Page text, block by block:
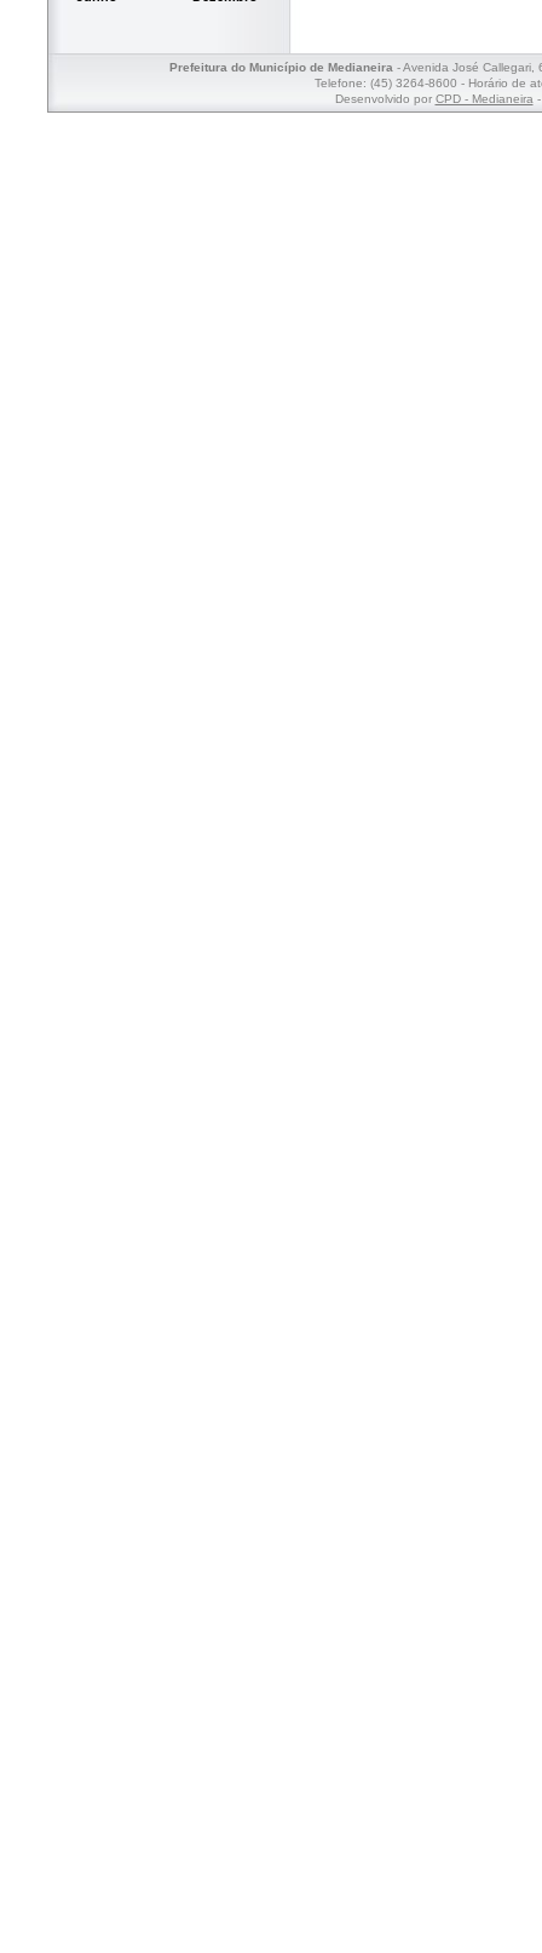
Prefeitura do Município de Medianeira- Avenida José Callegari,
Telefone: (45) 3264-8600 - Horário de
Desenvolvido por CPD - Medianeira-